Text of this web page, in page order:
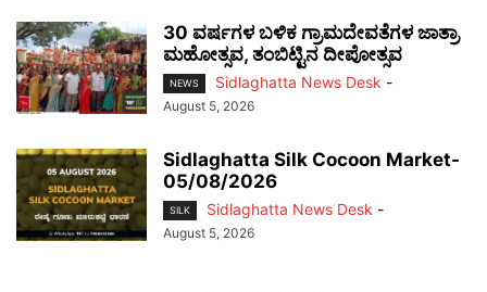
30 ವರ್ಷಗಳ ಬಳಿಕ ಗ್ರಾಮದೇವತೆಗಳ ಜಾತ್ರಾ
ಮಹೋತ್ಸವ, ತಂಬಿಟ್ಟಿನ ದೀಪೋತ್ಸವ
NEWS Sidlaghatta News Desk -
August 5, 2026
Sidlaghatta Silk Cocoon Market-
05/08/2026
SILK Sidlaghatta News Desk -
August 5, 2026